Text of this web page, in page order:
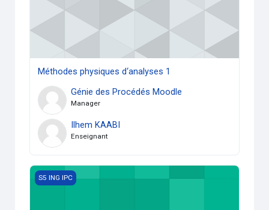
Méthodes physiques d‘analyses 1
Génie des Procédés Moodle
Manager
Ilhem KAABI
Enseignant
TP chimie physique et génie des réacteurs
S5 ING IPC